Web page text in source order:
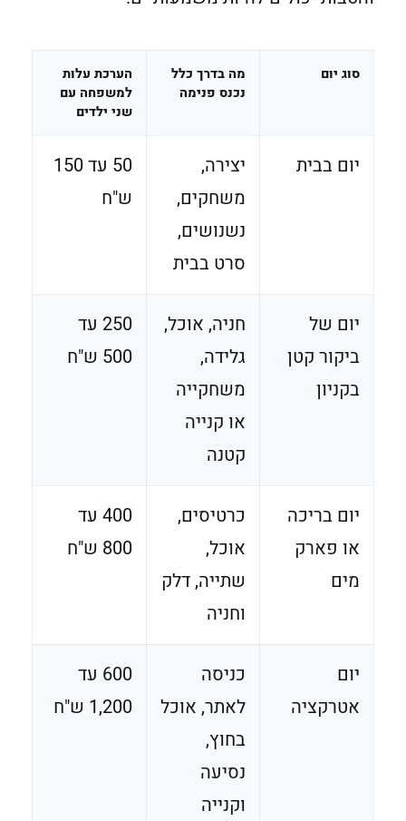
סוג יום
מה בדרך כלל
נכנס פנימה
הערכת עלות
למשפחה עם
שני ילדים
יום בבית
יצירה,
משחקים,
נשנושים,
סרט בבית
50 עד 150
ש"ח
יום של
ביקור קטן
בקניון
חניה, אוכל,
גלידה,
משחקייה
או קנייה
קטנה
250 עד
500 ש"ח
יום בריכה
או פארק
מים
כרטיסים,
אוכל,
שתייה, דלק
וחניה
400 עד
800 ש"ח
יום
אטרקציה
כניסה
לאתר, אוכל
בחוץ,
נסיעה
וקנייה
600 עד
1,200 ש"ח